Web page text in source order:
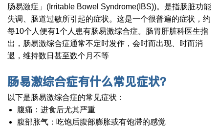
肠易激症」(Irritable Bowel Syndrome(IBS))。是指肠脏功能
失调、肠道过敏所引起的症状。这是一个很普遍的症状，约
每10个人便有1个人患有肠易激综合症。肠胃肝脏科医生指
出，肠易激综合症通常不定时发作，会时而出现、时而消
退，维持数日甚至数个月不等
肠易激综合症有什么常见症状？
以下是肠易激综合症的常见症状：
腹痛：进食后尤其严重
腹部胀气：吃饱后腹部膨胀或有饱滞的感觉